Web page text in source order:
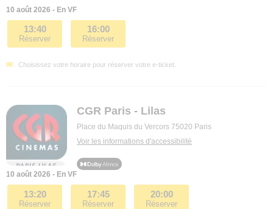
10 août 2026 - En VF
13:40
Réserver
16:00
Réserver
Choisissez votre horaire pour réserver votre e-ticket.
CGR Paris - Lilas
Place du Maquis du Vercors 75020 Paris
Voir les informations d'accessibilité
10 août 2026 - En VF
13:20
Réserver
17:45
Réserver
20:00
Réserver